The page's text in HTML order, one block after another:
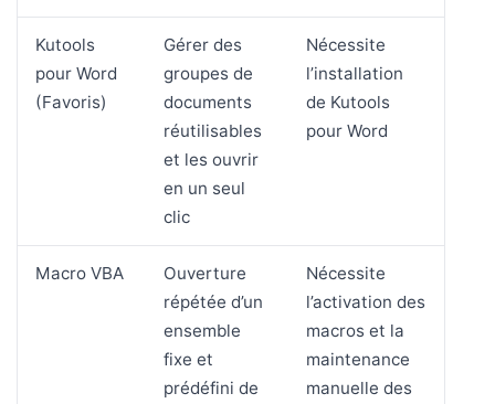
Kutools
pour Word
(Favoris)
Gérer des
groupes de
documents
réutilisables
et les ouvrir
en un seul
clic
Nécessite
l’installation
de Kutools
pour Word
Macro VBA
Ouverture
répétée d’un
ensemble
fixe et
prédéfini de
Nécessite
l’activation des
macros et la
maintenance
manuelle des